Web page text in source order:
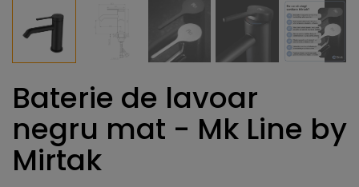
Baterie de lavoar
negru mat - Mk Line by
Mirtak